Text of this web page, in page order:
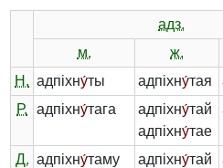
адз.
м.
ж.
Н. адпіхну́ты адпіхну́тая
Р.
адпіхну́тага адпіхну́тай
адпіхну́тае
Д. адпіхну́таму адпіхну́тай